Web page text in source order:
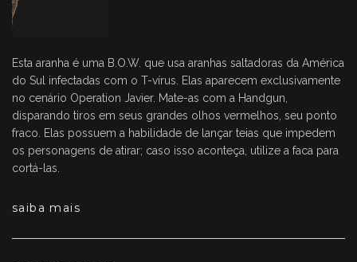
Esta aranha é uma B.O.W. que usa aranhas saltadoras da América
do Sul infectadas com o T-vírus. Elas aparecem exclusivamente
no cenário Operation Javier. Mate-as com a Handgun,
disparando tiros em seus grandes olhos vermelhos, seu ponto
fraco. Elas possuem a habilidade de lançar teias que impedem
os personagens de atirar; caso isso aconteça, utilize a faca para
cortá-las.
saiba mais